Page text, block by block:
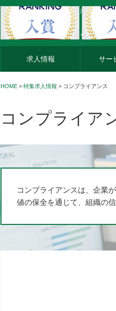
外資系企業の転職・キャリア転職なら
求人情報 サー
HOME > 特集求人情報 > コンプライアンス
コンプライア
コンプライアンスは、企業
値の保全を通じて、組織の